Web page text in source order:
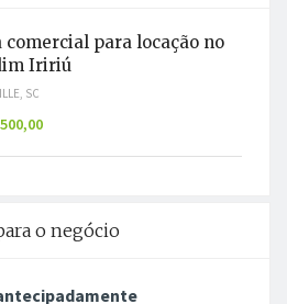
comercial para locação no
Iririú
SC
o negócio